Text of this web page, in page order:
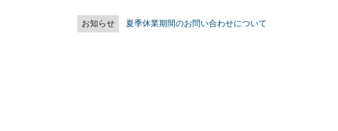
お知らせ 夏季休業期間のお問い合わせについて